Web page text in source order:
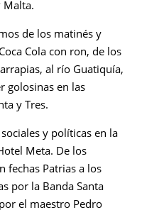
Malta.
de los matinés y
Cola con ron, de los
al río Guatiquía,
golosinas en las
y Tres.
y políticas en la
Meta. De los
fechas Patrias a los
por la Banda Santa
el maestro Pedro